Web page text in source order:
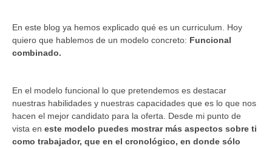
En este blog ya hemos explicado qué es un curriculum. Hoy
quiero que hablemos de un modelo concreto: Funcional
combinado.
En el modelo funcional lo que pretendemos es destacar
nuestras habilidades y nuestras capacidades que es lo que nos
hacen el mejor candidato para la oferta. Desde mi punto de
vista en este modelo puedes mostrar más aspectos sobre ti
como trabajador, que en el cronológico, en donde sólo